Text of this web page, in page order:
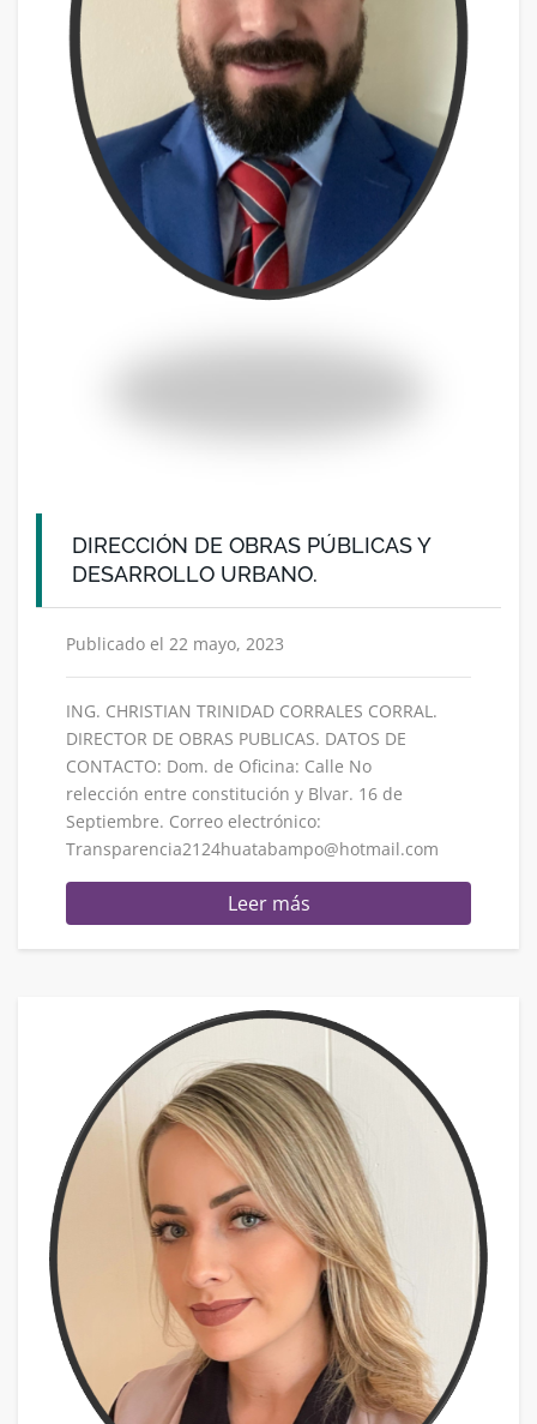
DIRECCIÓN DE OBRAS PÚBLICAS Y
DESARROLLO URBANO.
Publicado el 22 mayo, 2023
ING. CHRISTIAN TRINIDAD CORRALES CORRAL.
DIRECTOR DE OBRAS PUBLICAS. DATOS DE
CONTACTO: Dom. de Oficina: Calle No
relección entre constitución y Blvar. 16 de
Septiembre. Correo electrónico:
Transparencia2124huatabampo@hotmail.com
Leer más